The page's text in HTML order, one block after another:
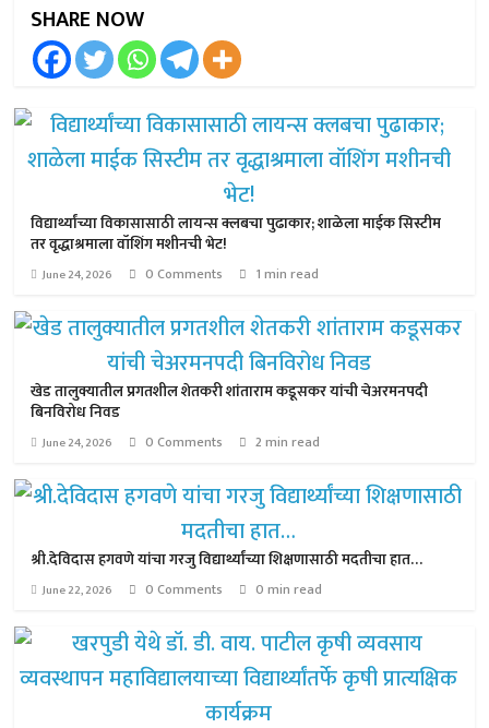
SHARE NOW
विद्यार्थ्यांच्या विकासासाठी लायन्स क्लबचा पुढाकार; शाळेला माईक सिस्टीम
तर वृद्धाश्रमाला वॉशिंग मशीनची भेट!
June 24, 2026 0 Comments 1 min read
खेड तालुक्यातील प्रगतशील शेतकरी शांताराम कडूसकर यांची चेअरमनपदी
बिनविरोध निवड
June 24, 2026 0 Comments 2 min read
श्री.देविदास हगवणे यांचा गरजु विद्यार्थ्यांच्या शिक्षणासाठी मदतीचा हात…
June 22, 2026 0 Comments 0 min read